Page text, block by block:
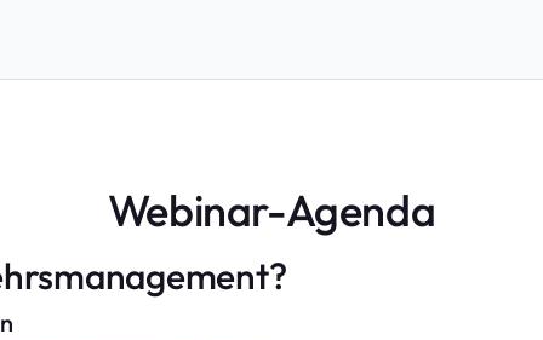
Webinar-Agenda